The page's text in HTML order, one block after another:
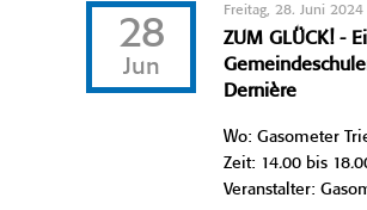
28
Jun
Freitag, 28. Juni 2024
ZUM GLÜCK! -
Dernière
Wo: Gasometer
Zeit: 14.00 bis
Veranstalter: